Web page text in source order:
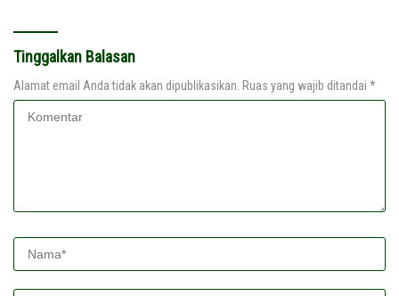
Tinggalkan Balasan
Alamat email Anda tidak akan dipublikasikan. Ruas yang wajib ditandai *